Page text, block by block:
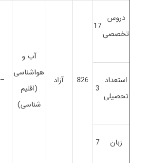
دروس
تخصصی
17
826 آزاد
آب و
هواشناسی
(اقلیم
شناسی)
–
استعداد
تحصیلی
3
زبان 7